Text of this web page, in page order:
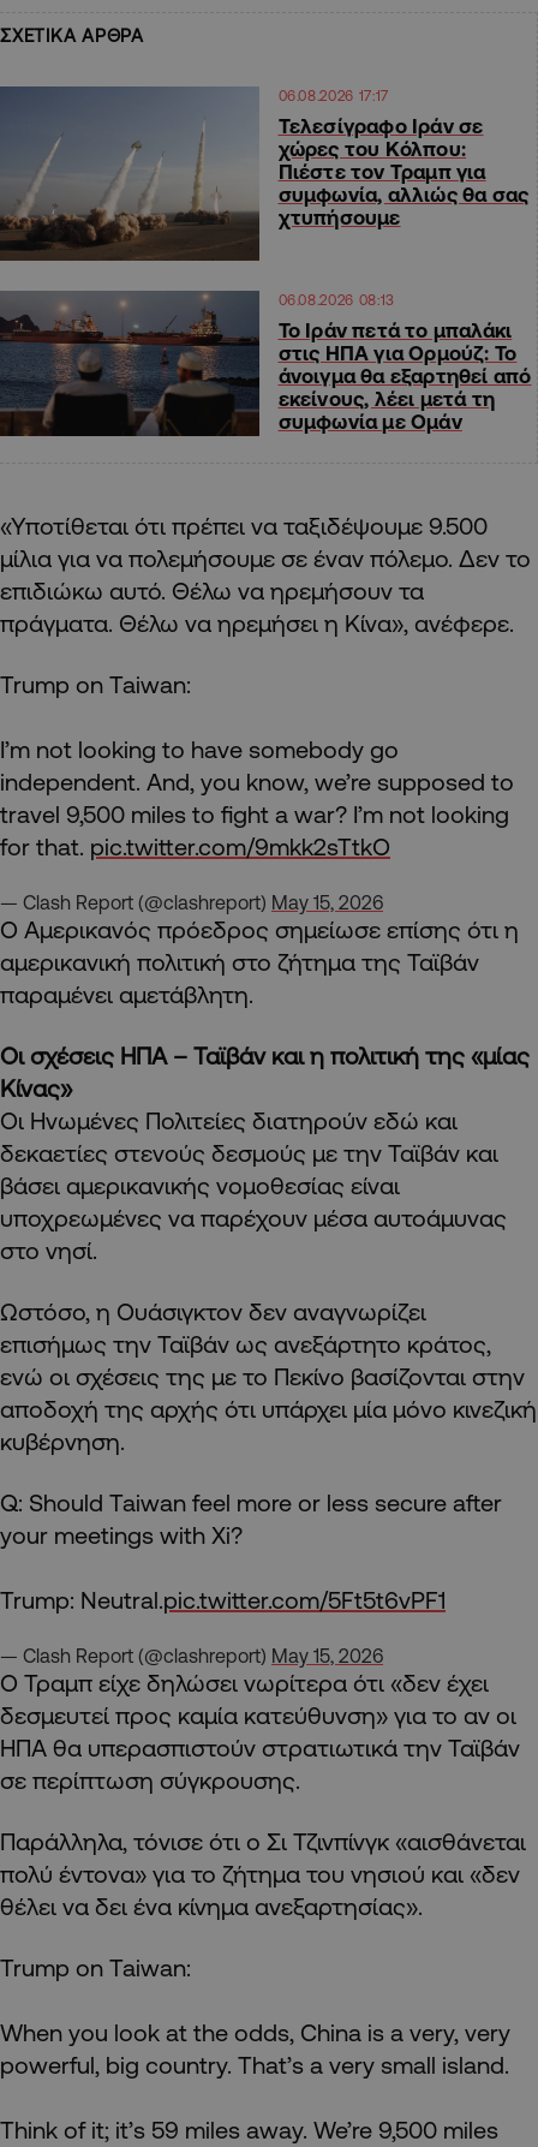
ΣΧΕΤΙΚΑ ΑΡΘΡΑ
06.08.2026 17:17
Τελεσίγραφο Ιράν σε
χώρες του Κόλπου:
Πιέστε τον Τραμπ για
συμφωνία, αλλιώς θα σας
χτυπήσουμε
06.08.2026 08:13
Το Ιράν πετά το μπαλάκι
στις ΗΠΑ για Ορμούζ: Το
άνοιγμα θα εξαρτηθεί από
εκείνους, λέει μετά τη
συμφωνία με Ομάν
«Υποτίθεται ότι πρέπει να ταξιδέψουμε 9.500
μίλια για να πολεμήσουμε σε έναν πόλεμο. Δεν το
επιδιώκω αυτό. Θέλω να ηρεμήσουν τα
πράγματα. Θέλω να ηρεμήσει η Κίνα», ανέφερε.
Trump on Taiwan:
I’m not looking to have somebody go
independent. And, you know, we’re supposed to
travel 9,500 miles to fight a war? I’m not looking
for that. pic.twitter.com/9mkk2sTtkO
— Clash Report (@clashreport) May 15, 2026
Ο Αμερικανός πρόεδρος σημείωσε επίσης ότι η
αμερικανική πολιτική στο ζήτημα της Ταϊβάν
παραμένει αμετάβλητη.
Οι σχέσεις ΗΠΑ – Ταϊβάν και η πολιτική της «μίας
Κίνας»
Οι Ηνωμένες Πολιτείες διατηρούν εδώ και
δεκαετίες στενούς δεσμούς με την Ταϊβάν και
βάσει αμερικανικής νομοθεσίας είναι
υποχρεωμένες να παρέχουν μέσα αυτοάμυνας
στο νησί.
Ωστόσο, η Ουάσιγκτον δεν αναγνωρίζει
επισήμως την Ταϊβάν ως ανεξάρτητο κράτος,
ενώ οι σχέσεις της με το Πεκίνο βασίζονται στην
αποδοχή της αρχής ότι υπάρχει μία μόνο κινεζική
κυβέρνηση.
Q: Should Taiwan feel more or less secure after
your meetings with Xi?
Trump: Neutral. pic.twitter.com/5Ft5t6vPF1
— Clash Report (@clashreport) May 15, 2026
Ο Τραμπ είχε δηλώσει νωρίτερα ότι «δεν έχει
δεσμευτεί προς καμία κατεύθυνση» για το αν οι
ΗΠΑ θα υπερασπιστούν στρατιωτικά την Ταϊβάν
σε περίπτωση σύγκρουσης.
Παράλληλα, τόνισε ότι ο Σι Τζινπίνγκ «αισθάνεται
πολύ έντονα» για το ζήτημα του νησιού και «δεν
θέλει να δει ένα κίνημα ανεξαρτησίας».
Trump on Taiwan:
When you look at the odds, China is a very, very
powerful, big country. That’s a very small island.
Think of it; it’s 59 miles away. We’re 9,500 miles